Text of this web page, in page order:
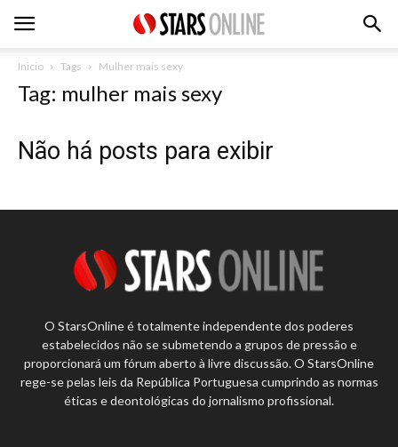
Inicio Tags Mulher mais sexy
Tag: mulher mais sexy
Não há posts para exibir
O StarsOnline é totalmente independente dos poderes
estabelecidos não se submetendo a grupos de pressão e
proporcionará um fórum aberto à livre discussão. O StarsOnline
rege-se pelas leis da República Portuguesa cumprindo as normas
éticas e deontológicas do jornalismo profissional.